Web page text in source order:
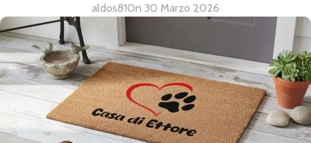
aldos81On 30 Marzo 2026